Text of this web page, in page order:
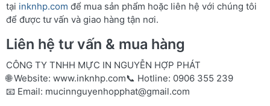
tại inknhp.com để mua sản phẩm hoặc liên hệ với chúng tôi
để được tư vấn và giao hàng tận nơi.
Liên hệ tư vấn & mua hàng
CÔNG TY TNHH MỰC IN NGUYỄN HỢP PHÁT
🌐 Website: www.inknhp.com📞 Hotline: 0906 355 239
📧 Email: mucinnguyenhopphat@gmail.com